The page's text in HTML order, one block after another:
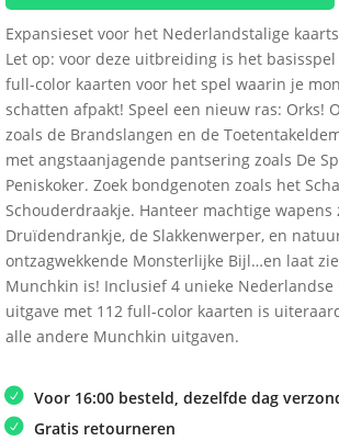
Expansieset voor het Nederlandstalige
Let op: voor deze uitbreiding is het
full-color kaarten voor het spel waarin je
schatten afpakt! Speel een nieuw ras: Orks!
zoals de Brandslangen en de
met angstaanjagende pantsering zoals De
Peniskoker. Zoek bondgenoten zoals het
Schouderdraakje. Hanteer machtige wapens
Druïdendrankje, de Slakkenwerper, en
ontzagwekkende Monsterlijke Bijl…en laat
Munchkin is! Inclusief 4 unieke Nederlandse
uitgave met 112 full-color kaarten is
alle andere Munchkin uitgaven.
Voor 16:00 besteld, dezelfde dag
Gratis retourneren